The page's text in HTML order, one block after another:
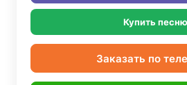
Купить песню
Заказать по